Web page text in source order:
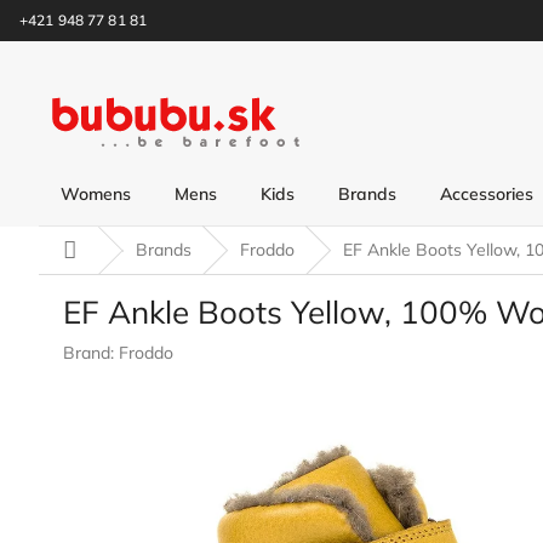
+421 948 77 81 81
Womens Mens Kids Brands Accessories
Home Brands Froddo EF Ankle Boots Yellow,
EF Ankle Boots Yellow, 100%
Brand: Froddo